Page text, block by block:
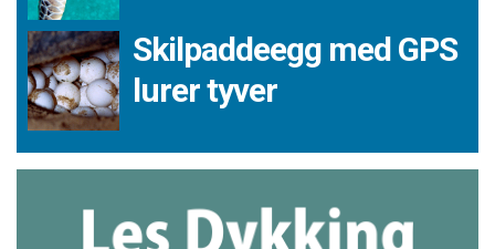
Skilpaddeegg med GPS
lurer tyver